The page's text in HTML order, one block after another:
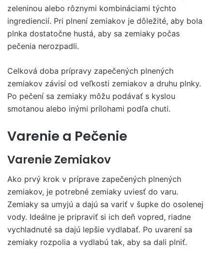
zeleninou alebo rôznymi kombináciami týchto
ingrediencií. Pri plnení zemiakov je dôležité, aby bola
plnka dostatočne hustá, aby sa zemiaky počas
pečenia nerozpadli.
Celková doba prípravy zapečených plnených
zemiakov závisí od veľkosti zemiakov a druhu plnky.
Po pečení sa zemiaky môžu podávať s kyslou
smotanou alebo inými prílohami podľa chuti.
Varenie a Pečenie
Varenie Zemiakov
Ako prvý krok v príprave zapečených plnených
zemiakov, je potrebné zemiaky uviesť do varu.
Zemiaky sa umyjú a dajú sa variť v šupke do osolenej
vody. Ideálne je pripraviť si ich deň vopred, riadne
vychladnuté sa dajú lepšie vydlabať. Po uvarení sa
zemiaky rozpolia a vydlabú tak, aby sa dali plniť.